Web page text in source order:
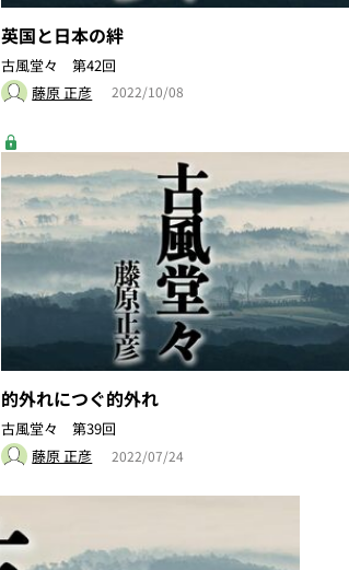
英国と日本の絆
古風堂々 第42回
藤原 正彦
2022/10/08
的外れにつぐ的外れ
古風堂々 第39回
藤原 正彦
2022/07/24